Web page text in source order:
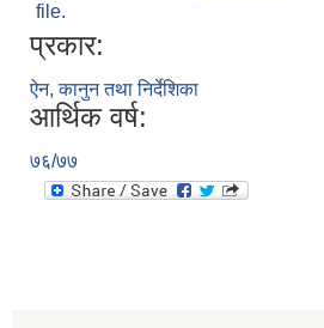
file.
प्रकार:
ऐन, कानुन तथा निर्देशिका
आर्थिक वर्ष:
७६/७७